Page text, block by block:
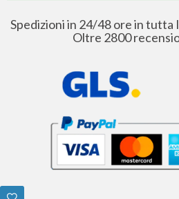
Spedizioni in 24/48 ore in tutta
Oltre 2800